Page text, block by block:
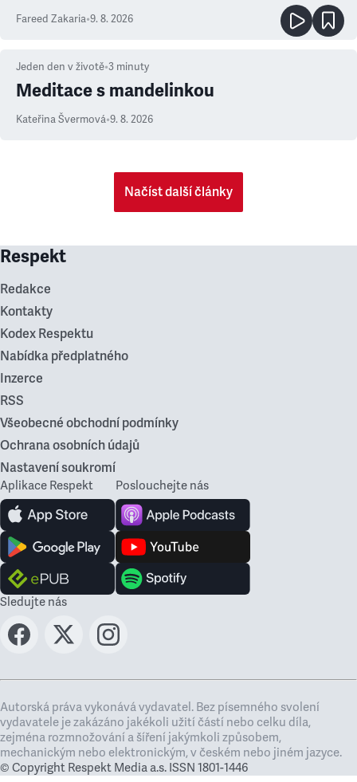
Fareed Zakaria•9. 8. 2026
Jeden den v životě•3 minuty
Meditace s mandelinkou
Kateřina Švermová•9. 8. 2026
Načíst další články
Respekt
Redakce
Kontakty
Kodex Respektu
Nabídka předplatného
Inzerce
RSS
Všeobecné obchodní podmínky
Ochrana osobních údajů
Nastavení soukromí
Aplikace Respekt Poslouchejte nás
Sledujte nás
Autorská práva vykonává vydavatel. Bez písemného svolení
vydavatele je zakázáno jakékoli užití částí nebo celku díla,
zejména rozmnožování a šíření jakýmkoli způsobem,
mechanickým nebo elektronickým, v českém nebo jiném jazyce.
© Copyright Respekt Media a.s. ISSN 1801-1446